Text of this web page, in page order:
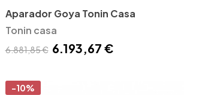
Aparador Goya Tonin Casa
Tonin casa
6.881,85 € 6.193,67 €
-10%